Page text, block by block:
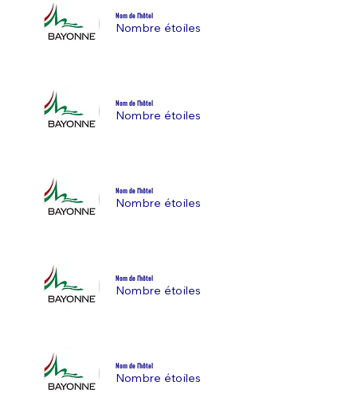
Nom de l'hôtel
Nombre étoiles
Nom de l'hôtel
Nombre étoiles
Nom de l'hôtel
Nombre étoiles
Nom de l'hôtel
Nombre étoiles
Nom de l'hôtel
Nombre étoiles